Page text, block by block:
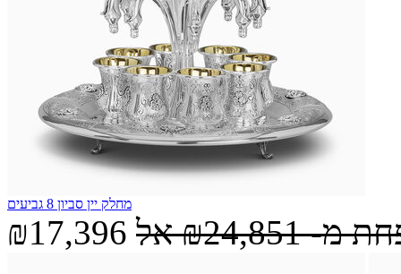
מחלק יין סביון 8 גביעים
₪17,396 מ-₪24,851 אל